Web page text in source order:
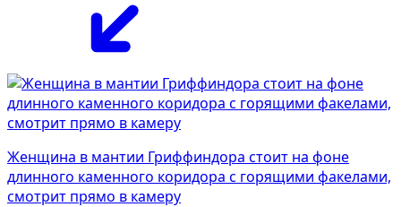
Женщина в мантии Гриффиндора стоит на фоне
длинного каменного коридора с горящими факелами,
смотрит прямо в камеру